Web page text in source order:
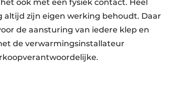
ook met een fysiek contact. Heel
zijn eigen werking behoudt. Daar
de aansturing van iedere klep en
de verwarmingsinstallateur